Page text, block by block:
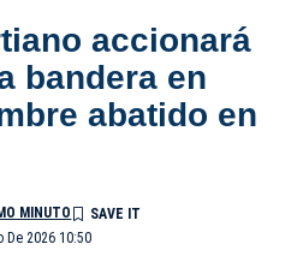
accionará
bandera en
abatido en
De 2026 10:50
MINUTO